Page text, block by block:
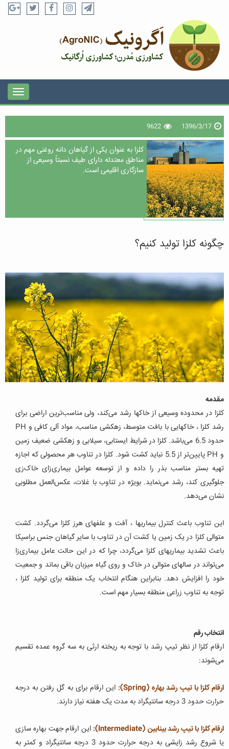
1396/3/17
9622
کلزا به عنوان یکی از گیاهان دانه روغنی مهم در
مناطق معتدله دارای طیف نسبتاً وسیعی از
سازگاری اقلیمی است.
چگونه کلزا تولید کنیم؟
مقدمه
کلزا در محدوده وسیعی از خاکها رشد می‌کند، ولی مناسب‌ترین اراضی برای
رشد کلزا ، خاکهایی با بافت متوسط، زهکشی مناسب، مواد آلی کافی و PH
حدود 6.5 می‌باشد. کلزا در شرایط ایستابی، سیلابی و زهکشی ضعیف زمین
و PH پایین‌تر از 5.5 نباید کشت شود. کلزا در تناوب هر محصولی که اجازه
تهیه بستر مناسب بذر را داده و از توسعه عوامل بیماری‌زای خاک‌زی
جلوگیری کند، رشد می‌نماید. بویژه در تناوب با غلات، عکس‌العمل مطلوبی
نشان می‌دهد.
این تناوب باعث کنترل بیماریها ، آفت و علفهای هرز کلزا می‌گردد. کشت
متوالی کلزا در یک زمین یا کشت آن در تناوب با سایر گیاهان جنس براسیکا
باعث تشدید بیماریهای کلزا می‌گردد، چرا که در این حالت عامل بیماری‌زا
می‌تواند در سالهای متوالی در خاک و روی گیاه میزبان باقی بماند و جمعیت
خود را افزایش دهد. بنابراین هنگام انتخاب یک منطقه برای تولید کلزا ،
توجه به تناوب زراعی منطقه بسیار مهم است.
انتخاب رقم
ارقام کلزا از نظر تیپ رشد با توجه به ریخته ارثی به سه گروه عمده تقسیم
می‌شوند:
ارقام کلزا با تیپ رشد بهاره (Spring):
این ارقام برای به گل رفتن به درجه
حرارت حدود 3 درجه سانتیگراد به مدت یک هفته نیاز دارند.
ارقام کلزا با تیپ رشد بینابین (Intermediate):
این ارقام جهت بهاره سازی
یا شروع رشد زایشی به درجه حرارت حدود 3 درجه سانتیگراد و کمتر به